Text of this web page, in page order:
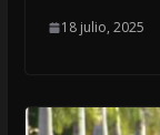
18 julio, 2025